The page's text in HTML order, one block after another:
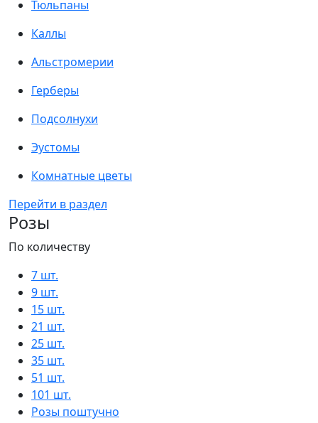
Тюльпаны
Каллы
Альстромерии
Герберы
Подсолнухи
Эустомы
Комнатные цветы
Перейти в раздел
Розы
По количеству
7 шт.
9 шт.
15 шт.
21 шт.
25 шт.
35 шт.
51 шт.
101 шт.
Розы поштучно